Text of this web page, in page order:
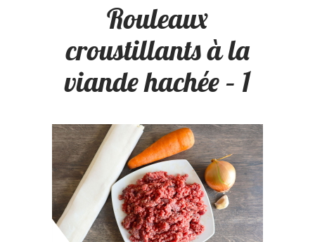
Rouleaux
croustillants à la
viande hachée – 1